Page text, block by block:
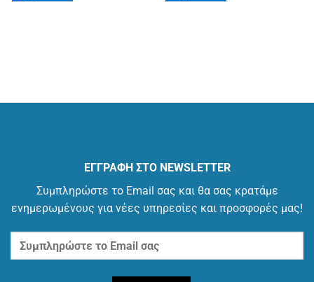
ΕΓΓΡΑΦΗ ΣΤΟ NEWSLETTER
Συμπληρώστε το Email σας και θα σας κρατάμε
ενημερωμένους για νέες υπηρεσίες και προσφορές μας!